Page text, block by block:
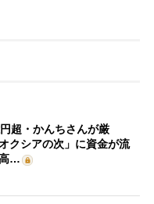
円超・かんちさんが厳
クシアの次」に資金が流
…